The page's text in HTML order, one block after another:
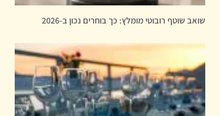
שואב שוטף רובוטי מומלץ: כך בוחרים נכון ב-2026